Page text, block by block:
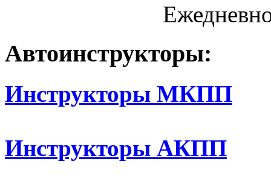
Автоинструкторы:
Инструкторы МКПП
Инструкторы АКПП